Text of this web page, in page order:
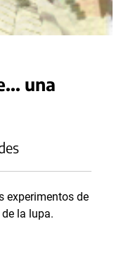
una
experimentos de
la lupa.